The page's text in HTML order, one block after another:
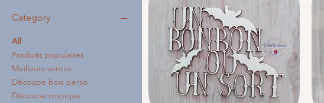
Category
All
Produits populaires
Meilleurs ventes
Découpe bois perso
Découpe tropique